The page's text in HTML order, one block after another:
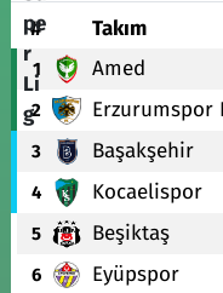
# Takım
1 Amed
2 Erzurumspor
3 Başakşehir
4 Kocaelispor
5 Beşiktaş
6 Eyüpspor